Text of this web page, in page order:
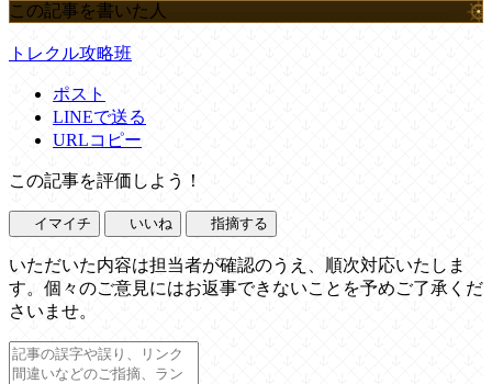
この記事を書いた人
トレクル攻略班
ポスト
LINEで送る
URLコピー
この記事を評価しよう！
イマイチ いいね 指摘する
いただいた内容は担当者が確認のうえ、順次対応いたしま
す。個々のご意見にはお返事できないことを予めご了承くだ
さいませ。